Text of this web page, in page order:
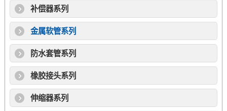
补偿器系列
金属软管系列
防水套管系列
橡胶接头系列
伸缩器系列